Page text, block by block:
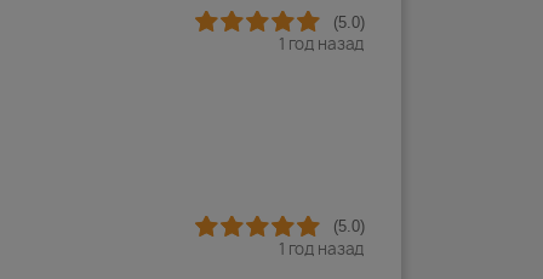
(5.0)
1 год назад
(5.0)
1 год назад